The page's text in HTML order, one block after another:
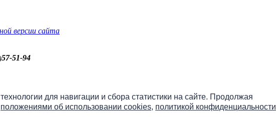
для навигации и сбора статистики на сайте. Продолжая
положениями об использовании cookies, политикой конфиденциальности
версии сайта
57-51-94
онлайн